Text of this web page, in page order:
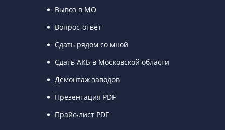
Вывоз в МО
Вопрос-ответ
Сдать рядом со мной
Сдать АКБ в Московской области
Демонтаж заводов
Презентация PDF
Прайс-лист PDF